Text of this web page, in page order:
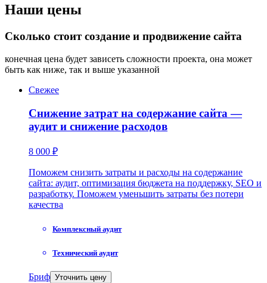
Наши цены
Сколько стоит создание и продвижение сайта
конечная цена будет зависеть сложности проекта, она может
быть как ниже, так и выше указанной
Свежее
Снижение затрат на содержание сайта —
аудит и снижение расходов
8 000 ₽
Поможем снизить затраты и расходы на содержание
сайта: аудит, оптимизация бюджета на поддержку, SEO и
разработку. Поможем уменьшить затраты без потери
качества
Комплексный аудит
Технический аудит
Бриф Уточнить цену